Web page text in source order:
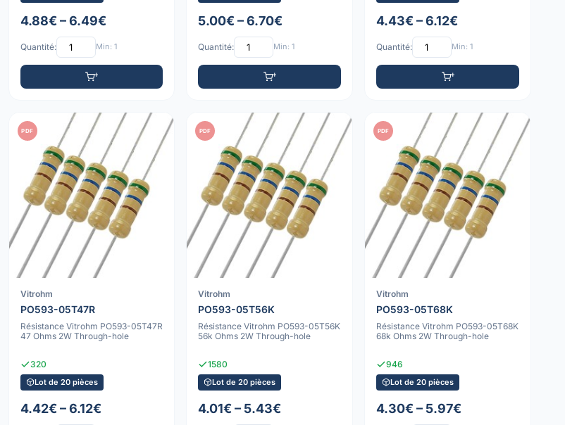
4.88€ – 6.49€
Quantité: Min: 1
5.00€ – 6.70€
Quantité: Min: 1
4.43€ – 6.12€
Quantité: Min: 1
PDF
Vitrohm
PO593-05T47R
Résistance Vitrohm PO593-05T47R
47 Ohms 2W Through-hole
320
Lot de 20 pièces
4.42€ – 6.12€
PDF
Vitrohm
PO593-05T56K
Résistance Vitrohm PO593-05T56K
56k Ohms 2W Through-hole
1580
Lot de 20 pièces
4.01€ – 5.43€
PDF
Vitrohm
PO593-05T68K
Résistance Vitrohm PO593-05T68K
68k Ohms 2W Through-hole
946
Lot de 20 pièces
4.30€ – 5.97€